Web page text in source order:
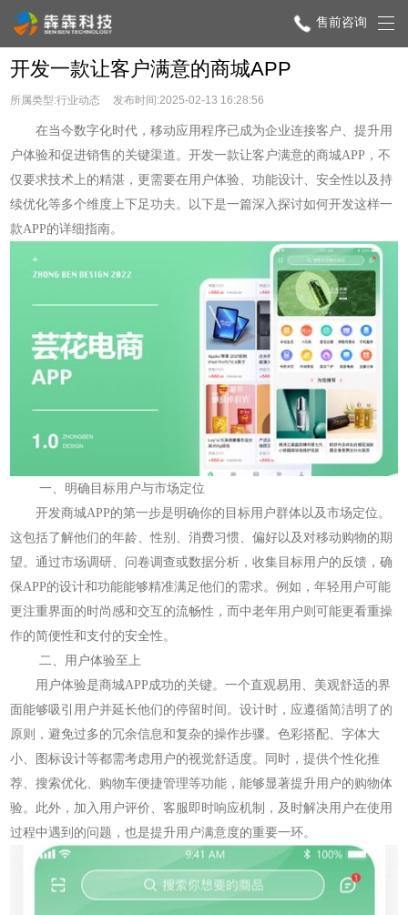
售前咨询
开发一款让客户满意的商城APP
所属类型:行业动态 发布时间:2025-02-13 16:28:56
在当今数字化时代，移动应用程序已成为企业连接客户、提升用
户体验和促进销售的关键渠道。开发一款让客户满意的商城APP，不
仅要求技术上的精湛，更需要在用户体验、功能设计、安全性以及持
续优化等多个维度上下足功夫。以下是一篇深入探讨如何开发这样一
款APP的详细指南。
一、明确目标用户与市场定位
开发商城APP的第一步是明确你的目标用户群体以及市场定位。
这包括了解他们的年龄、性别、消费习惯、偏好以及对移动购物的期
望。通过市场调研、问卷调查或数据分析，收集目标用户的反馈，确
保APP的设计和功能能够精准满足他们的需求。例如，年轻用户可能
更注重界面的时尚感和交互的流畅性，而中老年用户则可能更看重操
作的简便性和支付的安全性。
二、用户体验至上
用户体验是商城APP成功的关键。一个直观易用、美观舒适的界
面能够吸引用户并延长他们的停留时间。设计时，应遵循简洁明了的
原则，避免过多的冗余信息和复杂的操作步骤。色彩搭配、字体大
小、图标设计等都需考虑用户的视觉舒适度。同时，提供个性化推
荐、搜索优化、购物车便捷管理等功能，能够显著提升用户的购物体
验。此外，加入用户评价、客服即时响应机制，及时解决用户在使用
过程中遇到的问题，也是提升用户满意度的重要一环。